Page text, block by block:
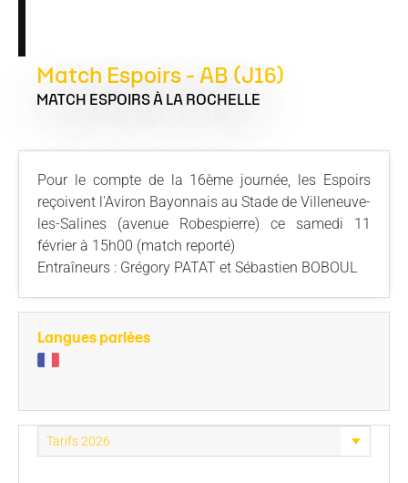
Match Espoirs - AB (J16)
MATCH ESPOIRS À LA ROCHELLE
Pour le compte de la 16ème journée, les Espoirs
reçoivent l'Aviron Bayonnais au Stade de Villeneuve-
les-Salines (avenue Robespierre) ce samedi 11
février à 15h00 (match reporté)
Entraîneurs : Grégory PATAT et Sébastien BOBOUL
Langues parlées